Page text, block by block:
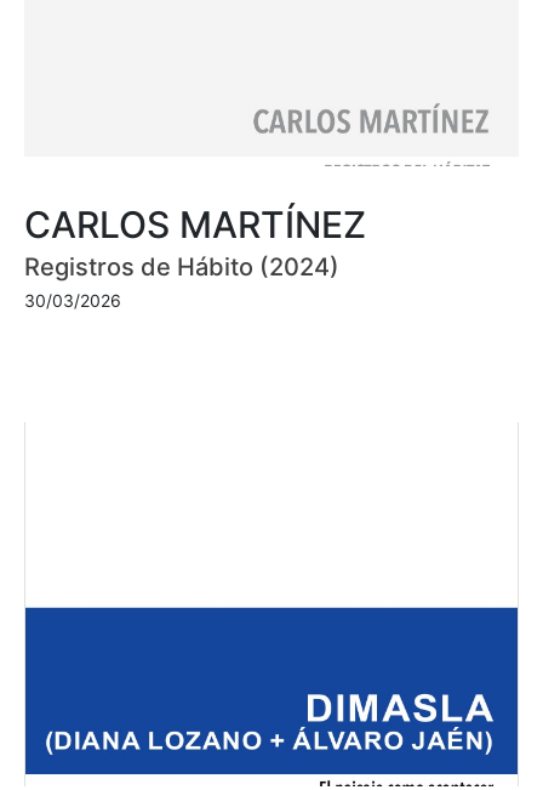
CARLOS MARTÍNEZ
Registros de Hábito (2024)
30/03/2026